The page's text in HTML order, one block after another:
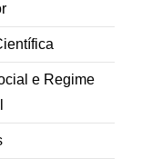
e Regime